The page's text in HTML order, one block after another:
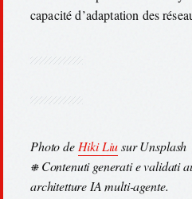
capacité d’adaptation des
Photo de Hiki Liusur Unsplash
⎈ Contenuti generati e validati
architetture IA multi-agente.